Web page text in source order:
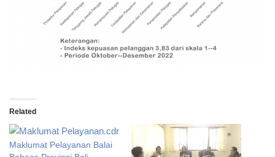
Related
Maklumat Pelayanan Balai